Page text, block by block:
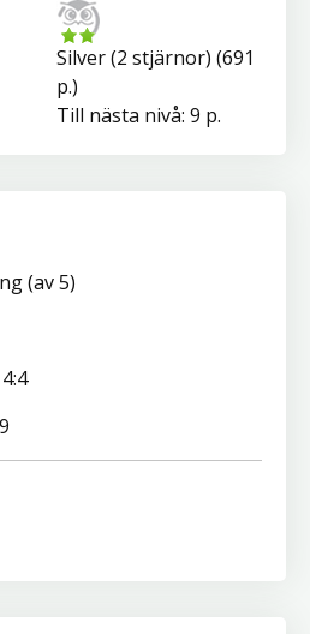
Silver (2 stjärnor) (691
p.)
Till nästa nivå: 9 p.
(av 5)